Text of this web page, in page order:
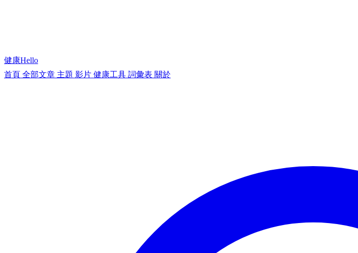
健康Hello
首頁 全部文章 主題 影片 健康工具 詞彙表 關於